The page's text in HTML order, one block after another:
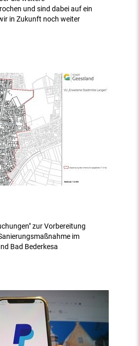
und sind dabei auf ein
in Zukunft noch weiter
zur Vorbereitung
im
Bad Bederkesa